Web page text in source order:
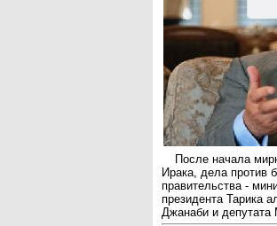
После начала
Ирака, дела против
правительства -
президента Тарика
Джанаби и